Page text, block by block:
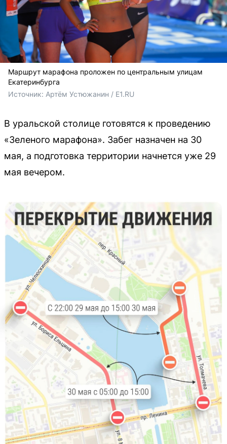
Маршрут марафона проложен по центральным улицам
Екатеринбурга
Источник: Артём Устюжанин / E1.RU
В уральской столице готовятся к проведению
«Зеленого марафона». Забег назначен на 30
мая, а подготовка территории начнется уже 29
мая вечером.